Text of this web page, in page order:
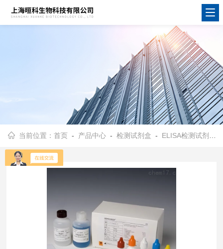
当前位置：首页 - 产品中心 -检测试剂盒 - ELISA检测试剂盒